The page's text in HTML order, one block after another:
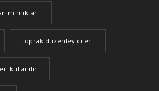
miktarı
toprak düzenleyicileri
kullanılır